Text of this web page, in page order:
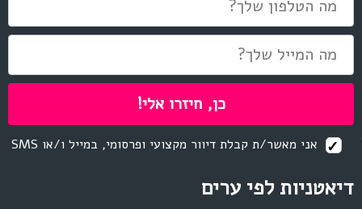
דיאטניות לפי ערים
אני מאשר/ת קבלת דיוור מקצועי ופרסומי, במייל ו/או SMS